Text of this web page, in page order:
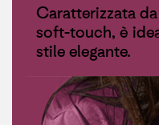
Caratterizzata
soft-touch, è
stile elegante.